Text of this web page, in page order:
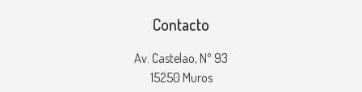
Contacto
Av. Castelao, Nº 93
15250 Muros